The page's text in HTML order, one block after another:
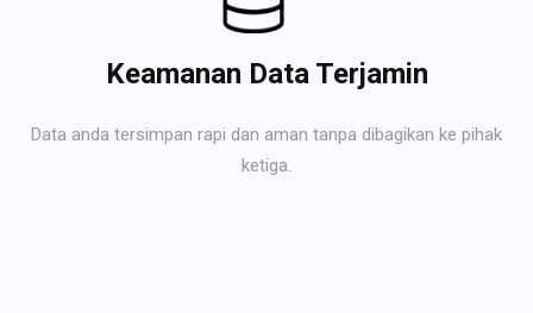
Keamanan Data Terjamin
Data anda tersimpan rapi dan aman tanpa dibagikan ke pihak
ketiga.